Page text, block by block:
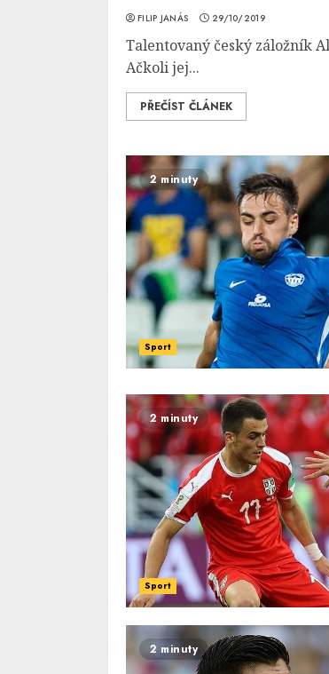
FILIP JANÁS 29/10/2019
Talentovaný český záložník
Ačkoli jej...
PŘEČÍST ČLÁNEK
2 minuty
Sport
2 minuty
Sport
2 minuty